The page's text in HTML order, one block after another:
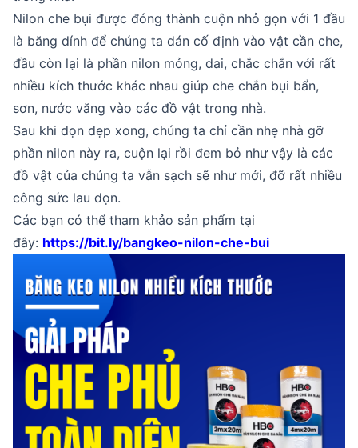
Nilon che bụi được đóng thành cuộn nhỏ gọn với 1 đầu
là băng dính để chúng ta dán cố định vào vật cần che,
đầu còn lại là phần nilon mỏng, dai, chắc chắn với rất
nhiều kích thước khác nhau giúp che chắn bụi bẩn,
sơn, nước văng vào các đồ vật trong nhà.
Sau khi dọn dẹp xong, chúng ta chỉ cần nhẹ nhà gỡ
phần nilon này ra, cuộn lại rồi đem bỏ như vậy là các
đồ vật của chúng ta vẫn sạch sẽ như mới, đỡ rất nhiều
công sức lau dọn.
Các bạn có thể tham khảo sản phẩm tại
đây: https://bit.ly/bangkeo-nilon-che-bui